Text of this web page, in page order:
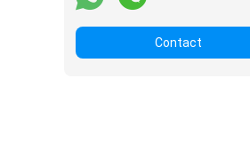
Contact